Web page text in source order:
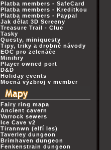
Platba members - SafeCard
Platba members - Kreditkou
Platba members - Paypal
Jak dělat 3D Screeny
Treasure Trail - Clue
Tasky
Questy, miniquesty
Tipy, triky a drobné návody
EOC pro zelenáče
Minihry
Player owned port
D&D
Holiday events
Mocná výzbroj v member
Fairy ring mapa
Ancient cavern
Varrock sewers
Ice Cave v2
Tirannwn (elfí les)
Taverley dungeon
Brimhaven dungeon
Fenkenstrain dungeon